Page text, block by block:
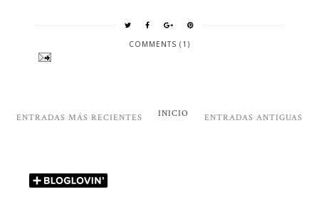
COMMENTS (1)
ENTRADAS MÁS RECIENTES ENTRADAS ANTIGUAS
INICIO